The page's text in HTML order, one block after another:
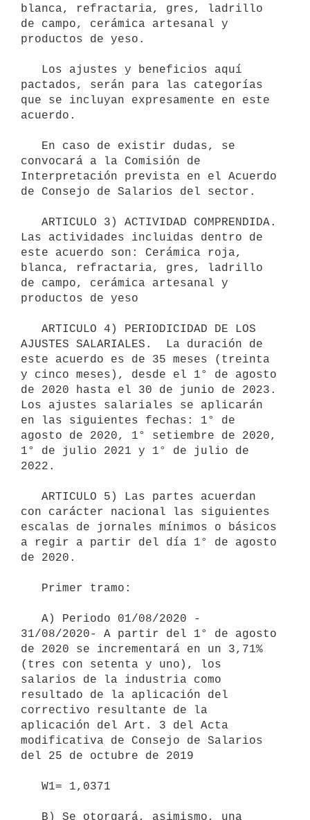
blanca, refractaria, gres, ladrillo
de campo, cerámica artesanal y
productos de yeso.
pactados, serán para las categorías
que se incluyan expresamente en este
acuerdo.
convocará a la Comisión de
Interpretación prevista en el Acuerdo
de Consejo de Salarios del sector.
Las actividades incluidas dentro de
este acuerdo son: Cerámica roja,
blanca, refractaria, gres, ladrillo
de campo, cerámica artesanal y
productos de yeso
AJUSTES SALARIALES.  La duración de
este acuerdo es de 35 meses (treinta
y cinco meses), desde el 1° de agosto
de 2020 hasta el 30 de junio de 2023.
Los ajustes salariales se aplicarán
en las siguientes fechas: 1° de
agosto de 2020, 1° setiembre de 2020,
1° de julio 2021 y 1° de julio de
2022.
con carácter nacional las siguientes
escalas de jornales mínimos o básicos
a regir a partir del día 1° de agosto
de 2020.
31/08/2020- A partir del 1° de agosto
de 2020 se incrementará en un 3,71%
(tres con setenta y uno), los
salarios de la industria como
resultado de la aplicación del
correctivo resultante de la
aplicación del Art. 3 del Acta
modificativa de Consejo de Salarios
del 25 de octubre de 2019